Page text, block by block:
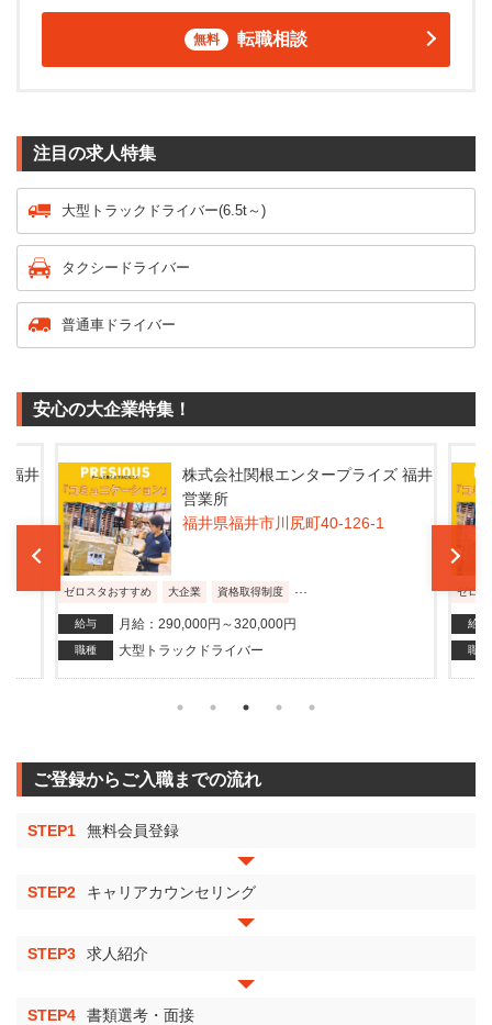
無料 転職相談
注目の求人特集
大型トラックドライバー(6.5t～)
タクシードライバー
普通車ドライバー
安心の大企業特集！
福井
株式会社関根エンタープライズ 福井
営業所
福井県福井市川尻町40-126-1
ゼロスタおすすめ 大企業 資格取得制度
給与 月給：290,000円～320,000円
職種 大型トラックドライバー
ゼロス
給与
職種
ご登録からご入職までの流れ
STEP1 無料会員登録
STEP2 キャリアカウンセリング
STEP3 求人紹介
STEP4 書類選考・面接